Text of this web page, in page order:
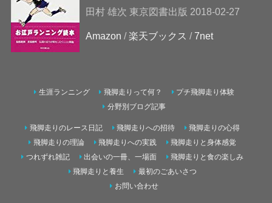
田村 雄次 東京図書出版 2018-02-27
Amazon /楽天ブックス /7net
生涯ランニング 飛脚走りって何？
プチ飛脚走り体験
分野別ブログ記事
飛脚走りのレース日記 飛脚走りへの招待
飛脚走りの心得
飛脚走りの理論
飛脚走りへの実践
飛脚走りと身体感覚
つれずれ雑記
出会いの一冊、一場面
飛脚走りと食の楽しみ
飛脚走りと養生
最初のごあいさつ
お問い合わせ